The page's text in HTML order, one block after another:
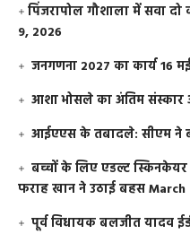
​पिंजरापोल गौशाला में सवा दो
9, 2026
जनगणना 2027 का कार्य 16
आशा भोसले का अंतिम
आईएएस के तबादले: सीएम ने
बच्चों के लिए एडल्ट
फराह खान ने उठाई बहसMarch
पूर्व विधायक बलजीत यादव